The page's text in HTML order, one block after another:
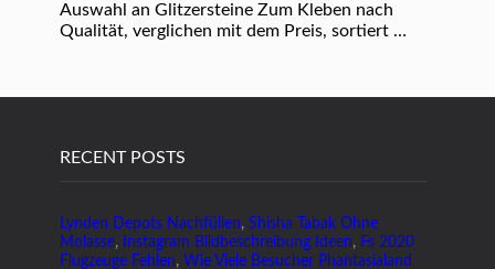
Auswahl an Glitzersteine Zum Kleben nach
Qualität, verglichen mit dem Preis, sortiert …
RECENT POSTS
Lynden Depots Nachfüllen, Shisha Tabak Ohne
Molasse, Instagram Bildbeschreibung Ideen, Fs 2020
Flugzeuge Fehlen, Wie Viele Besucher Phantasialand